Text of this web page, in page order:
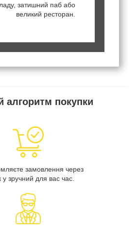
затишний паб або
великий ресторан.
алгоритм покупки
замовлення через
у зручний для вас час.